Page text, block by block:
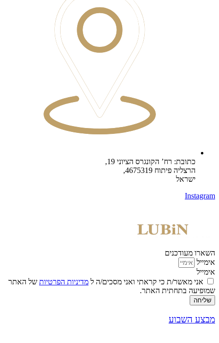
כתובת: רח’ הקונגרס הציוני 19,
הרצליה פיתוח 4675319,
ישראל
Instagram
השארו מעודכנים
אימייל
אימייל
אני מאשר/ת כי קראתי ואני מסכים/ה ל מדיניות הפרטיות של האתר
שמופיעה בתחתית האתר.
שליחה
מבצע השבוע